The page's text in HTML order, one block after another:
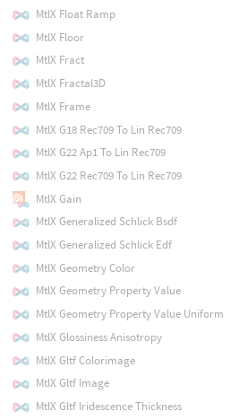
MtlX Float Ramp
MtlX Floor
MtlX Fract
MtlX Fractal3D
MtlX Frame
MtlX G18 Rec709 To Lin Rec709
MtlX G22 Ap1 To Lin Rec709
MtlX G22 Rec709 To Lin Rec709
MtlX Gain
MtlX Generalized Schlick Bsdf
MtlX Generalized Schlick Edf
MtlX Geometry Color
MtlX Geometry Property Value
MtlX Geometry Property Value Uniform
MtlX Glossiness Anisotropy
MtlX Gltf Colorimage
MtlX Gltf Image
MtlX Gltf Iridescence Thickness